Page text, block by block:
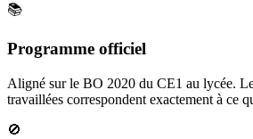
📚
Programme officiel
Aligné sur le BO 2020 du CE1 au lycée.
travaillées correspondent exactement à ce
🚫